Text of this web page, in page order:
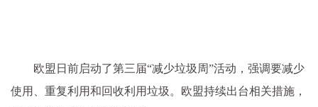
欧盟日前启动了第三届“减少垃圾周”活动，强调要减少
使用、重复利用和回收利用垃圾。欧盟持续出台相关措施，